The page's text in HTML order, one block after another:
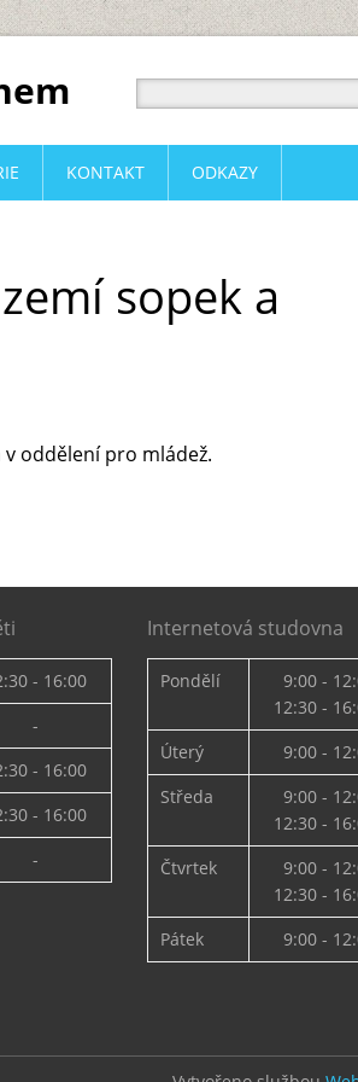
sopek a
oddělení pro mládež.
KONTAKT ODKAZY
- 16:00
-
- 16:00
- 16:00
-
Internetová studovna
Pondělí
9:00 -
12:30 -
Úterý
9:00 -
Středa
9:00 -
12:30 -
Čtvrtek
9:00 -
12:30 -
Pátek
9:00 -